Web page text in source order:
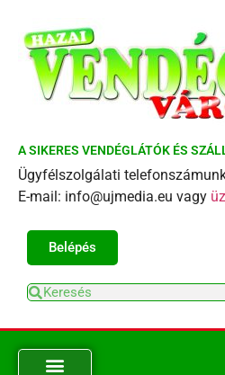
A SIKERES VENDÉGLÁTÓK ÉS
Ügyfélszolgálati
E-mail: info@ujmedia.eu vagy
Belépés